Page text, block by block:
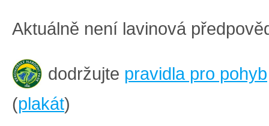
Aktuálně není lavinová
dodržujte pravidla pro pohyb
(plakát)